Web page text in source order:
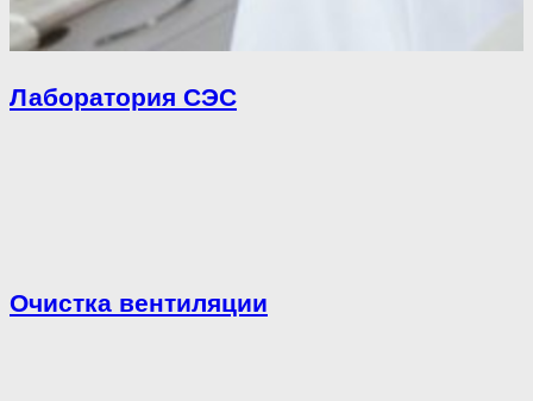
Лаборатория СЭС
Очистка вентиляции